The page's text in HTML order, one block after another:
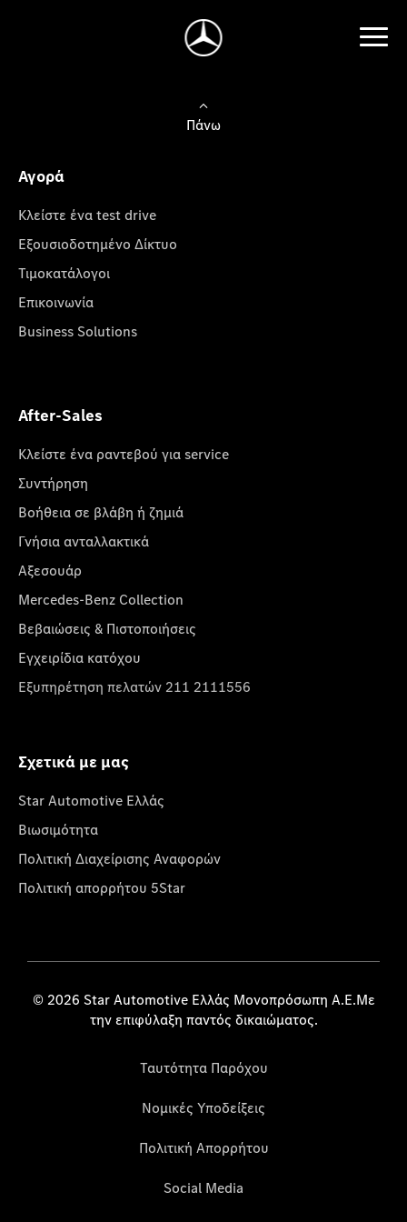
Πάνω
Αγορά
Κλείστε ένα test drive
Εξουσιοδοτημένο Δίκτυο
Τιμοκατάλογοι
Επικοινωνία
Business Solutions
After-Sales
Κλείστε ένα ραντεβού για service
Συντήρηση
Βοήθεια σε βλάβη ή ζημιά
Γνήσια ανταλλακτικά
Αξεσουάρ
Mercedes-Benz Collection
Βεβαιώσεις & Πιστοποιήσεις
Εγχειρίδια κατόχου
Εξυπηρέτηση πελατών 211 2111556
Σχετικά με μας
Star Automotive Ελλάς
Βιωσιμότητα
Πολιτική Διαχείρισης Αναφορών
Πολιτική απορρήτου 5Star
© 2026 Star Automotive Ελλάς Μονοπρόσωπη Α.Ε.Με
την επιφύλαξη παντός δικαιώματος.
Ταυτότητα Παρόχου
Νομικές Υποδείξεις
Πολιτική Απορρήτου
Social Media